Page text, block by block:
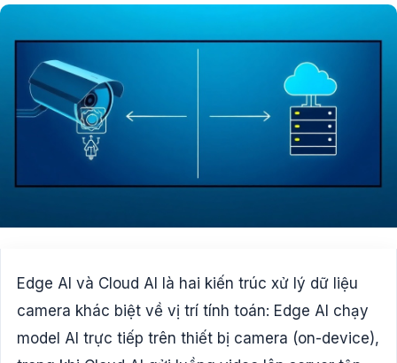
Edge AI và Cloud AI là hai kiến trúc xử lý dữ liệu
camera khác biệt về vị trí tính toán: Edge AI chạy
model AI trực tiếp trên thiết bị camera (on-device),